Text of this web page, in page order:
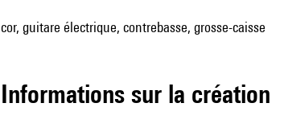
cor, guitare électrique, contrebasse, grosse-caisse
informations sur la création